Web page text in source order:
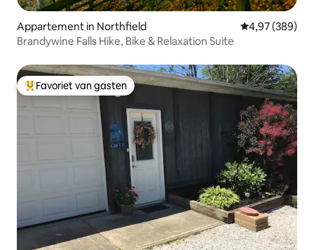
Appartement in Northfield Gemiddelde
4,97 (389)
Brandywine Falls Hike, Bike & Relaxation Suite
Topfavoriet van gasten
Favoriet van gasten